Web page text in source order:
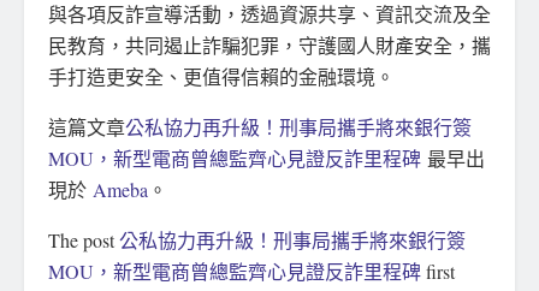
與各項反詐宣導活動，透過資源共享、資訊交流及全
民教育，共同遏止詐騙犯罪，守護國人財產安全，攜
手打造更安全、更值得信賴的金融環境。
這篇文章公私協力再升級！刑事局攜手將來銀行簽
MOU，新型電商曾總監齊心見證反詐里程碑 最早出
現於 Ameba 。
The post公私協力再升級！刑事局攜手將來銀行簽
MOU，新型電商曾總監齊心見證反詐里程碑first